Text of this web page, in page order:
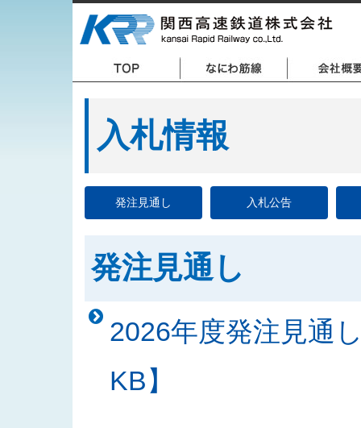
入札情報
発注見通し 入札公告
発注見通し
2026年度発注見通
KB】